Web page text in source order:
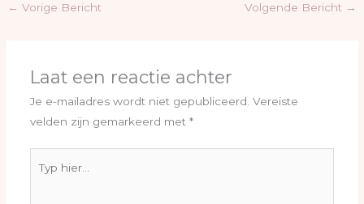
← Vorige Bericht Volgende Bericht →
Laat een reactie achter
Je e-mailadres wordt niet gepubliceerd. Vereiste
velden zijn gemarkeerd met *
hier...